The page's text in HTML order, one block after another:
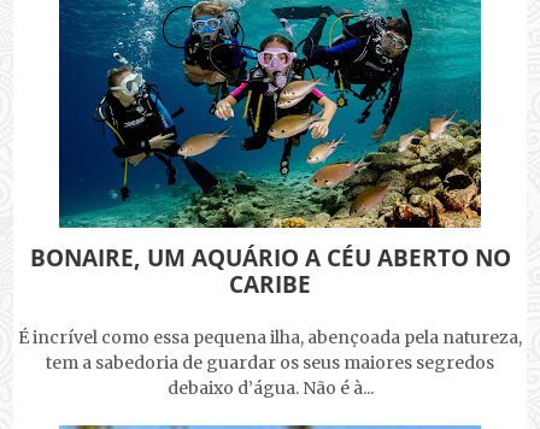
BONAIRE, UM AQUÁRIO A CÉU ABERTO NO
CARIBE
É incrível como essa pequena ilha, abençoada pela natureza,
tem a sabedoria de guardar os seus maiores segredos
debaixo d’água. Não é à...